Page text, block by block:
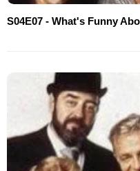
S04E07 - What's Funny